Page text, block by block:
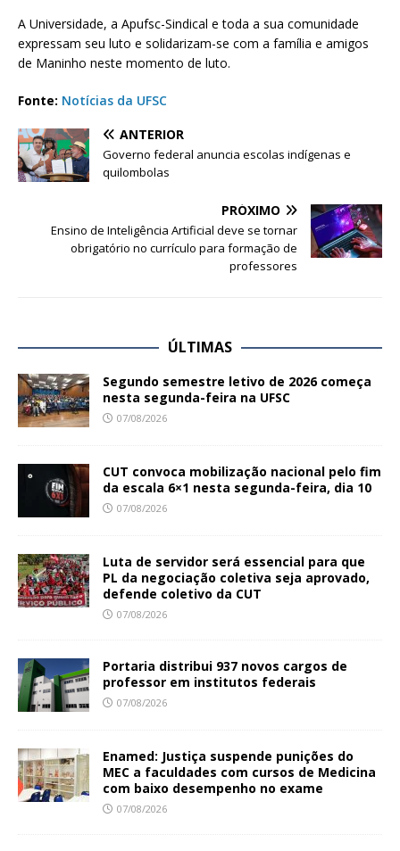
A Universidade, a Apufsc-Sindical e toda a sua comunidade
expressam seu luto e solidarizam-se com a família e amigos
de Maninho neste momento de luto.
Fonte: Notícias da UFSC
ANTERIOR
Governo federal anuncia escolas indígenas e
quilombolas
PRÓXIMO
Ensino de Inteligência Artificial deve se tornar
obrigatório no currículo para formação de
professores
ÚLTIMAS
Segundo semestre letivo de 2026 começa
nesta segunda-feira na UFSC
07/08/2026
CUT convoca mobilização nacional pelo fim
da escala 6×1 nesta segunda-feira, dia 10
07/08/2026
Luta de servidor será essencial para que
PL da negociação coletiva seja aprovado,
defende coletivo da CUT
07/08/2026
Portaria distribui 937 novos cargos de
professor em institutos federais
07/08/2026
Enamed: Justiça suspende punições do
MEC a faculdades com cursos de Medicina
com baixo desempenho no exame
07/08/2026